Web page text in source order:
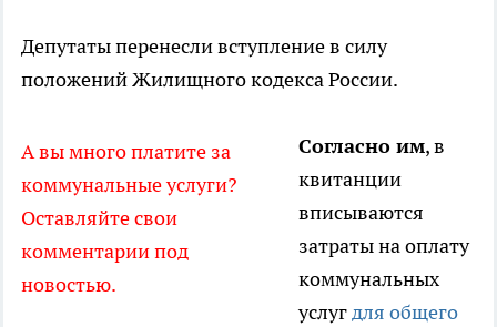
Депутаты перенесли вступление в силу
положений Жилищного кодекса России.
А вы много платите за
коммунальные услуги?
Оставляйте свои
комментарии под
новостью.
Согласно им, в
квитанции
вписываются
затраты на оплату
коммунальных
услугдля общего